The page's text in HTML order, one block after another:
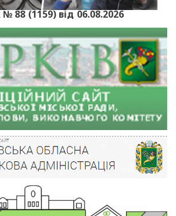
88 (1159) від 06.08.2026